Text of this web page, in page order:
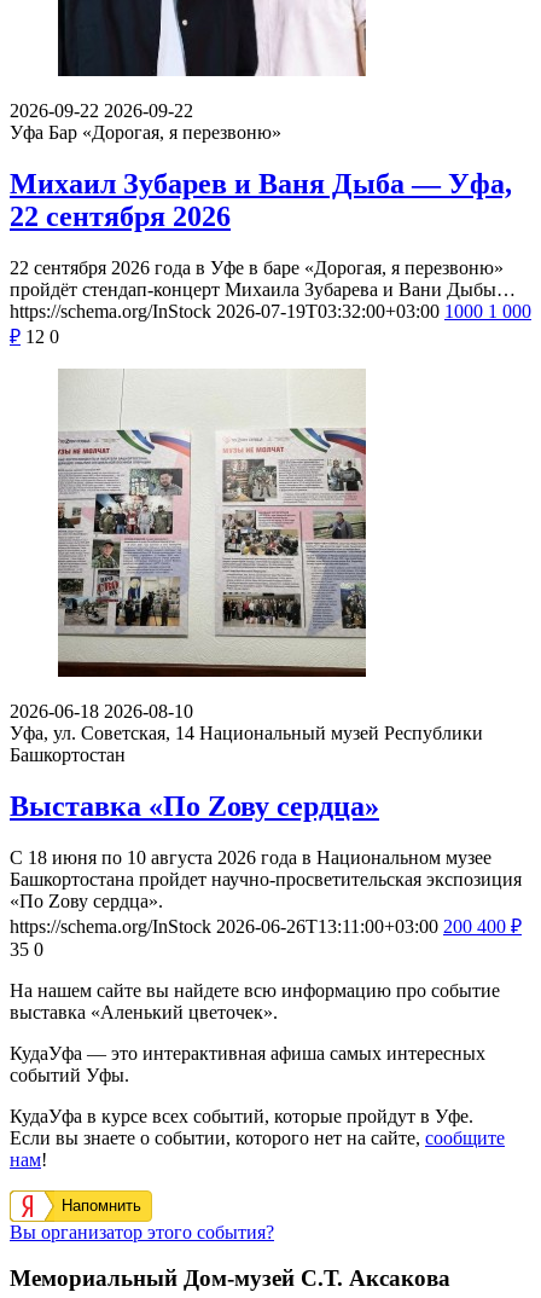
2026-09-22 2026-09-22
Уфа Бар «Дорогая, я перезвоню»
Михаил Зубарев и Ваня Дыба — Уфа,
22 сентября 2026
22 сентября 2026 года в Уфе в баре «Дорогая, я перезвоню»
пройдёт стендап-концерт Михаила Зубарева и Вани Дыбы…
https://schema.org/InStock 2026-07-19T03:32:00+03:00 1000 1 000
₽ 12 0
2026-06-18 2026-08-10
Уфа, ул. Советская, 14 Национальный музей Республики
Башкортостан
Выставка «По Zову сердца»
С 18 июня по 10 августа 2026 года в Национальном музее
Башкортостана пройдет научно-просветительская экспозиция
«По Zову сердца».
https://schema.org/InStock 2026-06-26T13:11:00+03:00 200 400 ₽
35 0
На нашем сайте вы найдете всю информацию про событие
выставка «Аленький цветочек».
КудаУфа — это интерактивная афиша самых интересных
событий Уфы.
КудаУфа в курсе всех событий, которые пройдут в Уфе.
Если вы знаете о событии, которого нет на сайте, сообщите
нам!
Напомнить
Вы организатор этого события?
Мемориальный Дом-музей С.Т. Аксакова